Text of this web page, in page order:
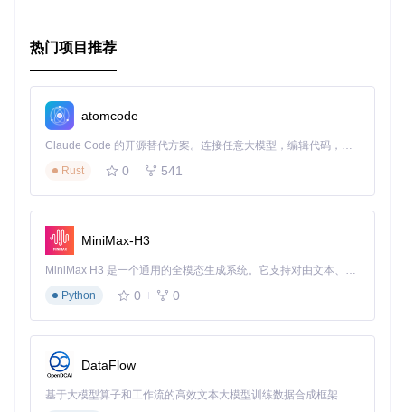
更加游刃有余！
本文档以Markdown格式编写，轻松嵌入到任何文档或博客
中，希望能够激发更多开发者对cargo-atcoder的兴趣，并促
进其在编程竞赛圈内的应用和分享。
热门项目推荐
atomcode
Claude Code 的开源替代方案。连接任意大模型，编辑代码，运行命令，自动验证 — 全自动执行。用 Rust 构建，极致性能。 ｜ An open-source alternative to Claude Code. Connect any LLM, edit code, run commands, and verify changes — autonomously. Built in Rust for speed. Get Started
Rust
0 541
MiniMax-H3
MiniMax H3 是一个通用的全模态生成系统。它支持对由文本、图像、视频和音频组成的多模态上下文进行统一理解，并能生成分辨率高达 2K、时长可达 15 秒的带原生立体声音频的视频。得益于面向任务泛化的系统设计，H3 在预训练阶段就已具备广泛的多模态上下文理解与生成能力，能够出色地执行复杂的多模态指令。
Python
0 0
DataFlow
基于大模型算子和工作流的高效文本大模型训练数据合成框架